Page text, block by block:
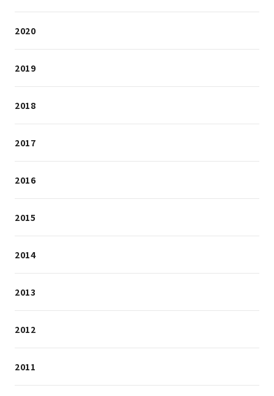
2020
2019
2018
2017
2016
2015
2014
2013
2012
2011